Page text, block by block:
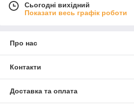
Сьогодні вихідний
Показати весь графік роботи
Про нас
Контакти
Доставка та оплата